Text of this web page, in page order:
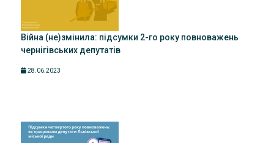
Війна (не)змінила: підсумки 2-го року повноважень
чернігівських депутатів
28.06.2023